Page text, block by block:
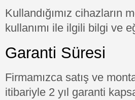
Kullandığımız cihazların
kullanımı ile ilgili bilgi ve
Garanti Süresi
Firmamızca satış ve
itibariyle 2 yıl garanti